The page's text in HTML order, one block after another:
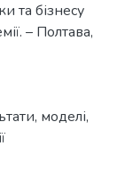
та бізнесу
– Полтава,
моделі,